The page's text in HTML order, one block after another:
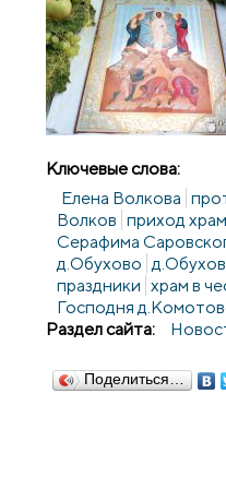
Ключевые слова:
Елена Волкова
Волков приход
Серафима
д.Обухово
праздники храм в
Господня
Раздел сайта:
Поделиться…